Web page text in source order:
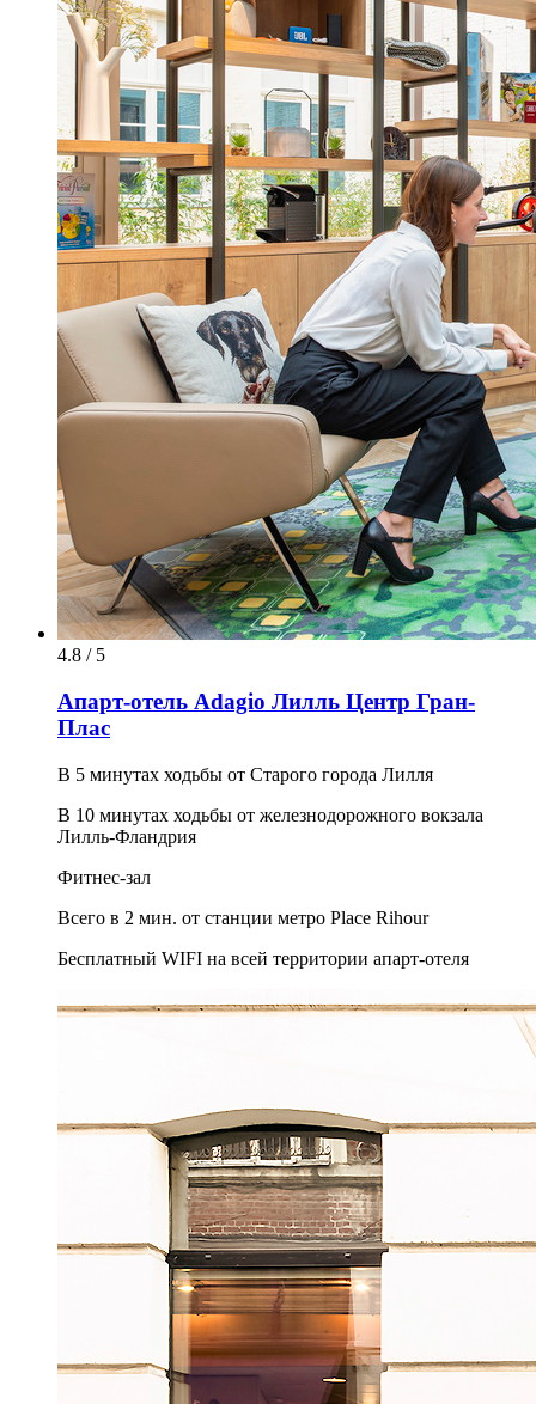
4.8 / 5
Апарт-отель Adagio Лилль Центр Гран-
Плас
В 5 минутах ходьбы от Старого города Лилля
В 10 минутах ходьбы от железнодорожного вокзала
Лилль-Фландрия
Фитнес-зал
Всего в 2 мин. от станции метро Place Rihour
Бесплатный WIFI на всей территории апарт-отеля